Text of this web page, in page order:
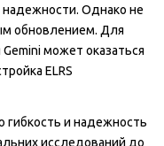
Однако не
обновлением. Для
может оказаться
ELRS
и надежность
исследований до